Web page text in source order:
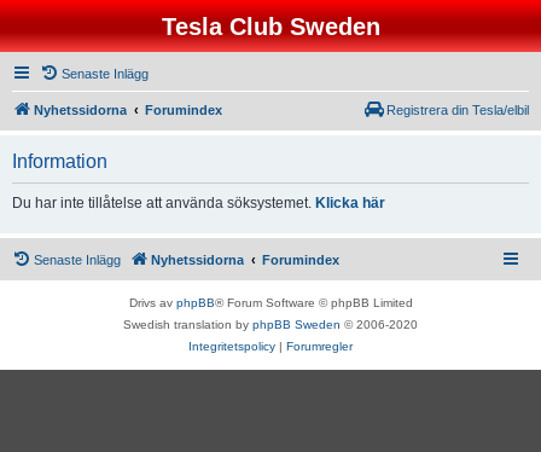
Tesla Club Sweden
Senaste Inlägg
Nyhetssidorna Forumindex Registrera din Tesla/elbil
Information
Du har inte tillåtelse att använda söksystemet. Klicka här
Senaste Inlägg Nyhetssidorna Forumindex
Drivs av phpBB® Forum Software © phpBB Limited
Swedish translation by phpBB Sweden © 2006-2020
Integritetspolicy | Forumregler